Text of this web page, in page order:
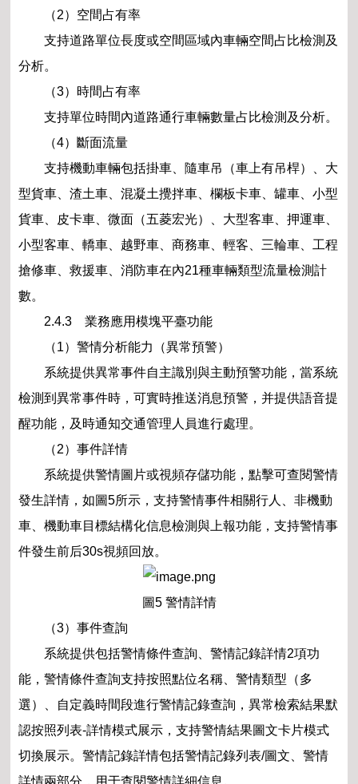
（2）空間占有率
支持道路單位長度或空間區域內車輛空間占比檢測及
分析。
（3）時間占有率
支持單位時間內道路通行車輛數量占比檢測及分析。
（4）斷面流量
支持機動車輛包括掛車、隨車吊（車上有吊桿）、大
型貨車、渣土車、混凝土攪拌車、欄板卡車、罐車、小型
貨車、皮卡車、微面（五菱宏光）、大型客車、押運車、
小型客車、轎車、越野車、商務車、輕客、三輪車、工程
搶修車、救援車、消防車在內21種車輛類型流量檢測計
數。
2.4.3 業務應用模塊平臺功能
（1）警情分析能力（異常預警）
系統提供異常事件自主識別與主動預警功能，當系統
檢測到異常事件時，可實時推送消息預警，并提供語音提
醒功能，及時通知交通管理人員進行處理。
（2）事件詳情
系統提供警情圖片或視頻存儲功能，點擊可查閱警情
發生詳情，如圖5所示，支持警情事件相關行人、非機動
車、機動車目標結構化信息檢測與上報功能，支持警情事
件發生前后30s視頻回放。
圖5 警情詳情
（3）事件查詢
系統提供包括警情條件查詢、警情記錄詳情2項功
能，警情條件查詢支持按照點位名稱、警情類型（多
選）、自定義時間段進行警情記錄查詢，異常檢索結果默
認按照列表-詳情模式展示，支持警情結果圖文卡片模式
切換展示。警情記錄詳情包括警情記錄列表/圖文、警情
詳情兩部分，用于查閱警情詳細信息。